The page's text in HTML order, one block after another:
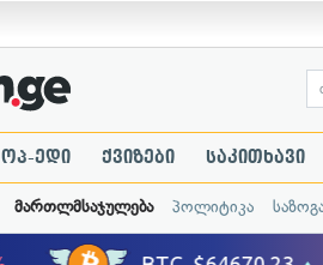
ოპ-ედი ქვიზები საკითხავი
მართლმსაჯულება პოლიტიკა